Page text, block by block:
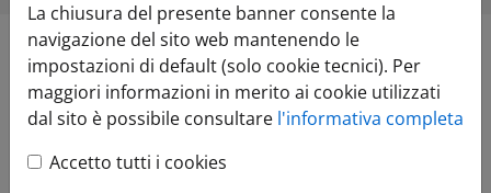
EnergEtica 2023 -
Varese - Forum della
transizione energetica
La chiusura del presente banner consente la
navigazione del sito web mantenendo le
impostazioni di default (solo cookie tecnici). Per
maggiori informazioni in merito ai cookie utilizzati
dal sito è possibile consultare l'informativa completa
Accetto tutti i cookies